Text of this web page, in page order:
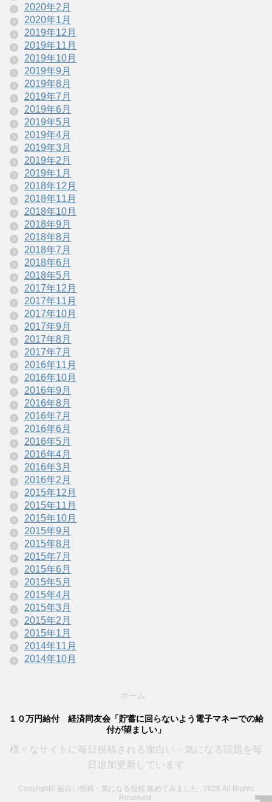
2020年2月
2020年1月
2019年12月
2019年11月
2019年10月
2019年9月
2019年8月
2019年7月
2019年6月
2019年5月
2019年4月
2019年3月
2019年2月
2019年1月
2018年12月
2018年11月
2018年10月
2018年9月
2018年8月
2018年7月
2018年6月
2018年5月
2017年12月
2017年11月
2017年10月
2017年9月
2017年8月
2017年7月
2016年11月
2016年10月
2016年9月
2016年8月
2016年7月
2016年6月
2016年5月
2016年4月
2016年3月
2016年2月
2015年12月
2015年11月
2015年10月
2015年9月
2015年8月
2015年7月
2015年6月
2015年5月
2015年4月
2015年3月
2015年2月
2015年1月
2014年11月
2014年10月
ホーム
１０万円給付 経済同友会「貯蓄に回らないよう電子マネーでの給
付が望ましい」
様々なサイトに毎日投稿される面白い・気になる話題を毎
日追加更新しています
Copyright© 面白い投稿・気になる投稿 集めてみました , 2026 All Rights
Reserved.